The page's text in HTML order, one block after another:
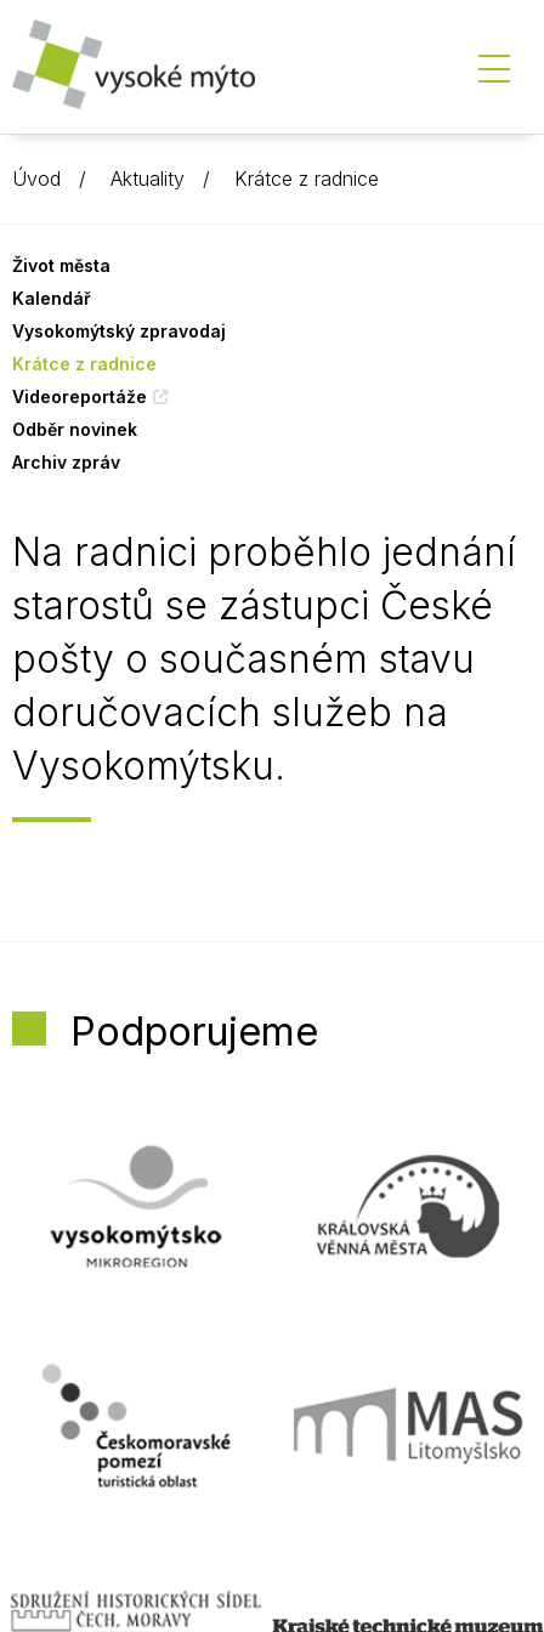
Úvod Aktuality Krátce z radnice
Život města
Kalendář
Vysokomýtský zpravodaj
Krátce z radnice
Videoreportáže
Odběr novinek
Archiv zpráv
Na radnici proběhlo jednání
starostů se zástupci České
pošty o současném stavu
doručovacích služeb na
Vysokomýtsku.
Podporujeme